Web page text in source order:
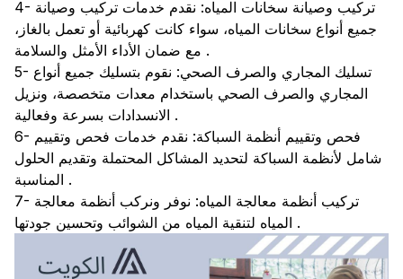
4- تركيب وصيانة سخانات المياه: نقدم خدمات تركيب وصيانة
جميع أنواع سخانات المياه، سواء كانت كهربائية أو تعمل بالغاز،
مع ضمان الأداء الأمثل والسلامة .
5- تسليك المجاري والصرف الصحي: نقوم بتسليك جميع أنواع
المجاري والصرف الصحي باستخدام معدات متخصصة، ونزيل
الانسدادات بسرعة وفعالية .
6- فحص وتقييم أنظمة السباكة: نقدم خدمات فحص وتقييم
شامل لأنظمة السباكة لتحديد المشاكل المحتملة وتقديم الحلول
المناسبة .
7- تركيب أنظمة معالجة المياه: نوفر ونركب أنظمة معالجة
المياه لتنقية المياه من الشوائب وتحسين جودتها .